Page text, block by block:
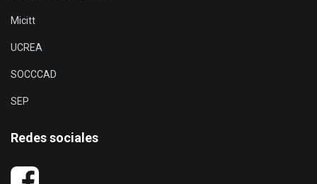
Micitt
UCREA
SOCCCAD
SEP
Redes sociales